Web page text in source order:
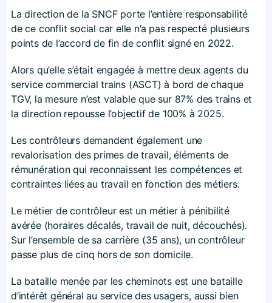
La direction de la SNCF porte l’entière responsabilité
de ce conflit social car elle n’a pas respecté plusieurs
points de l’accord de fin de conflit signé en 2022.
Alors qu’elle s’était engagée à mettre deux agents du
service commercial trains (ASCT) à bord de chaque
TGV, la mesure n’est valable que sur 87% des trains et
la direction repousse l’objectif de 100% à 2025.
Les contrôleurs demandent également une
revalorisation des primes de travail, éléments de
rémunération qui reconnaissent les compétences et
contraintes liées au travail en fonction des métiers.
Le métier de contrôleur est un métier à pénibilité
avérée (horaires décalés, travail de nuit, découchés).
Sur l’ensemble de sa carrière (35 ans), un contrôleur
passe plus de cinq hors de son domicile.
La bataille menée par les cheminots est une bataille
d’intérêt général au service des usagers, aussi bien